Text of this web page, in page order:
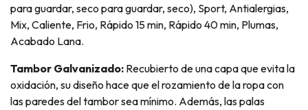
para guardar, seco para guardar, seco), Sport, Antialergias,
Mix, Caliente, Frio, Rápido 15 min, Rápido 40 min, Plumas,
Acabado Lana.
Tambor Galvanizado: Recubierto de una capa que evita la
oxidación, su diseño hace que el rozamiento de la ropa con
las paredes del tambor sea mínimo. Además, las palas